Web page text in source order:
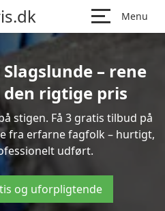
Menu
– rene
rigtige pris
stigen. Få 3 gratis tilbud på
fra erfarne fagfolk – hurtigt,
udført.
og uforpligtende